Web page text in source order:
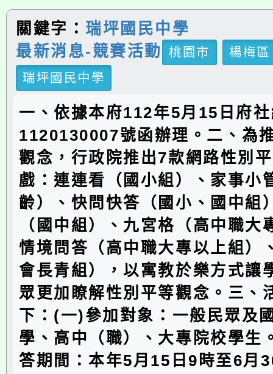
關鍵字： 瑞坪國民中學
最新消息-競賽活動
桃園市
楊梅區
瑞坪國民中學
一、依據本府112年5月15日府
1120130007號函辦理。二、為
觀念，行政院推出7款網路性別
戲：連連看（國小組）、家事小
齡）、快問快答（國小、國中組
（國中組）、九宮格（高中職大
情境問答（高中職大專以上組）
會長青組），以寓教於樂方式讓
眾更加瞭解性別平等觀念。三、
下：(一)參加對象：一般民眾及
學、高中（職）、大專院校學生
答期間：本年5月15日9時至6月